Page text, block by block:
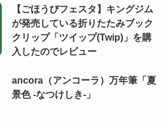
【ごほうびフェスタ】キングジム
が発売している折りたたみブック
クリップ「ツイップ(Twip)」を購
入したのでレビュー
ancora（アンコーラ）万年筆「夏
景色 -なつけしき-」